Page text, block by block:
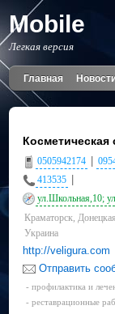
Mobile
Легкая версия
Главная
Косметическая
0505942174
413535
ул.Школьная,10;
Краматорск,
Украина
http://veligura.com
Отправить
- профилактика и
- реставрационные